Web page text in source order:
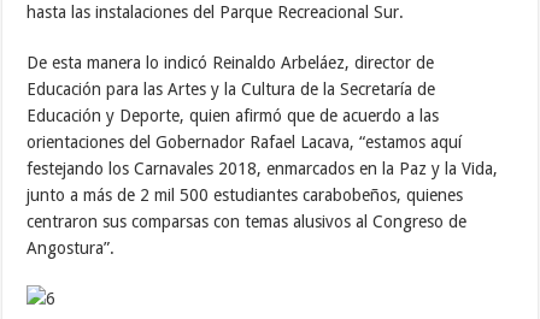
hasta las instalaciones del Parque Recreacional Sur.
De esta manera lo indicó Reinaldo Arbeláez, director de
Educación para las Artes y la Cultura de la Secretaría de
Educación y Deporte, quien afirmó que de acuerdo a las
orientaciones del Gobernador Rafael Lacava, “estamos aquí
festejando los Carnavales 2018, enmarcados en la Paz y la Vida,
junto a más de 2 mil 500 estudiantes carabobeños, quienes
centraron sus comparsas con temas alusivos al Congreso de
Angostura”.